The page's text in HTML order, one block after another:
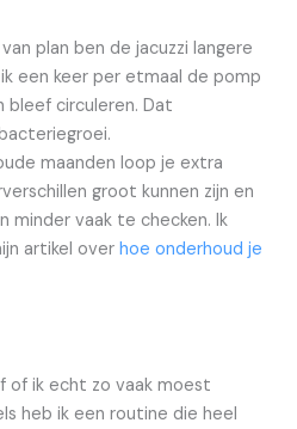
plan ben de jacuzzi langere
een keer per etmaal de pomp
circuleren. Dat
maanden loop je extra
groot kunnen zijn en
minder vaak te checken. Ik
artikel over hoe onderhoud je
of ik echt zo vaak moest
heb ik een routine die heel